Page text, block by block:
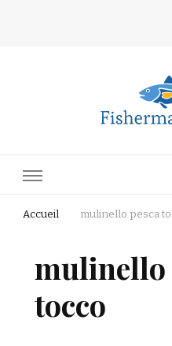
Accueil mulinello pesca
mulinello
tocco